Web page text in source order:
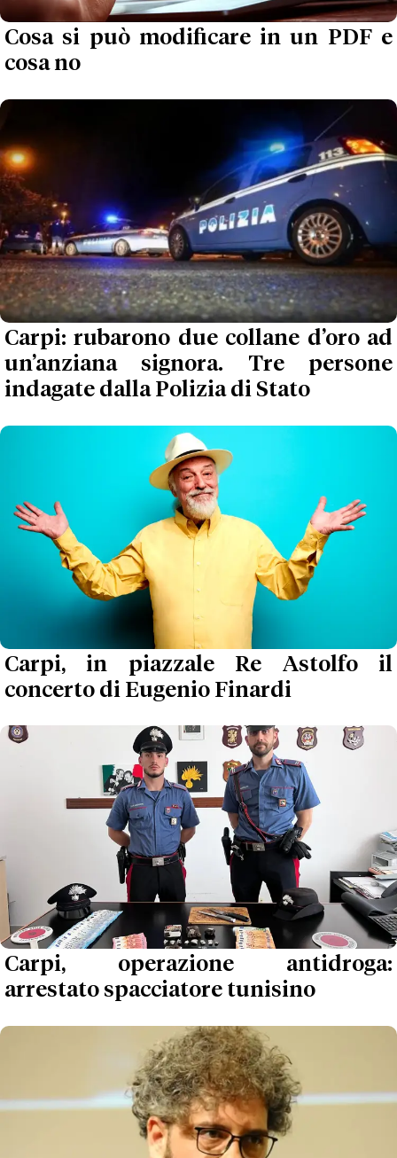
Cosa si può modificare in un PDF e
cosa no
Carpi: rubarono due collane d’oro ad
un’anziana signora. Tre persone
indagate dalla Polizia di Stato
Carpi, in piazzale Re Astolfo il
concerto di Eugenio Finardi
Carpi, operazione antidroga:
arrestato spacciatore tunisino